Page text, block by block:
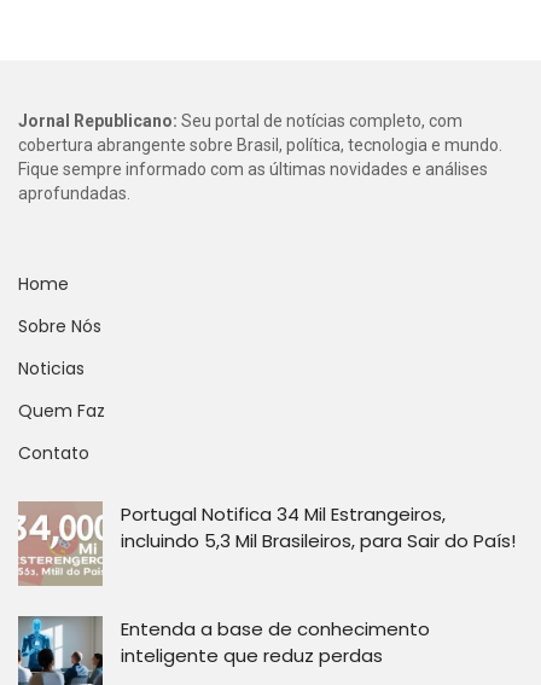
Jornal Republicano: Seu portal de notícias completo, com
cobertura abrangente sobre Brasil, política, tecnologia e mundo.
Fique sempre informado com as últimas novidades e análises
aprofundadas.
Home
Sobre Nós
Noticias
Quem Faz
Contato
Portugal Notifica 34 Mil Estrangeiros,
incluindo 5,3 Mil Brasileiros, para Sair do País!
Entenda a base de conhecimento
inteligente que reduz perdas